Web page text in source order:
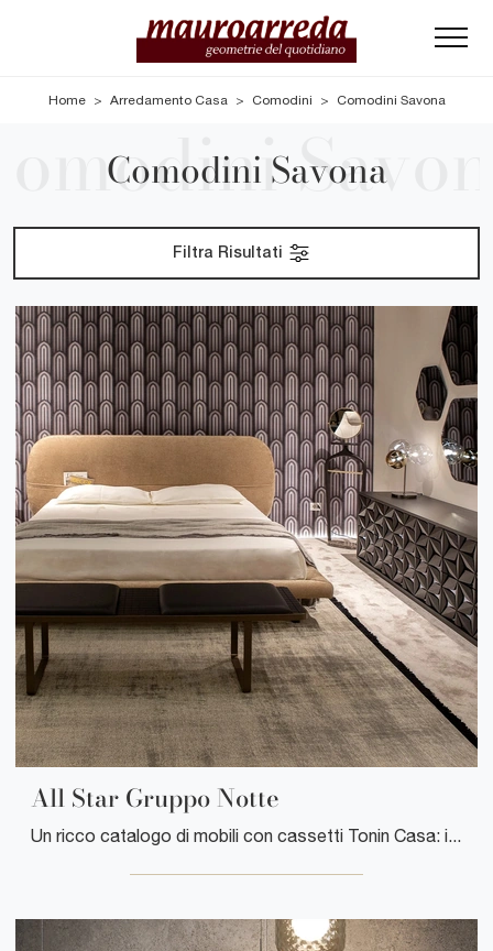
Home > Arredamento Casa > Comodini > Comodini Savona
Comodini Savona
Filtra Risultati
All Star Gruppo Notte
Un ricco catalogo di mobili con cassetti Tonin Casa: i comodini moderni in legno, come All Star Gruppo Notte, sono tra le proposte più belle.